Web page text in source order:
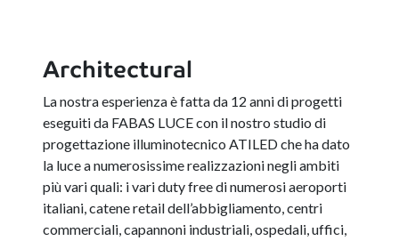
Architectural
La nostra esperienza è fatta da 12 anni di progetti
eseguiti da FABAS LUCE con il nostro studio di
progettazione illuminotecnico ATILED che ha dato
la luce a numerosissime realizzazioni negli ambiti
più vari quali: i vari duty free di numerosi aeroporti
italiani, catene retail dell’abbigliamento, centri
commerciali, capannoni industriali, ospedali, uffici,